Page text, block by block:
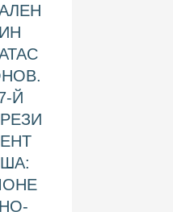
и
р
о
ае
м
о
с
н
о
Й